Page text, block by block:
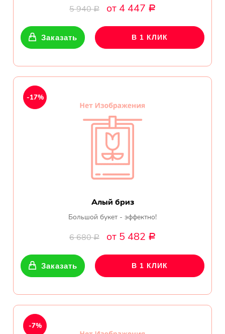
5 940Р от 4 447 Р
Заказать В 1 КЛИК
Алый бриз
Большой букет - эффектно!
6 680Р от 5 482 Р
-17%
Заказать В 1 КЛИК
-7%